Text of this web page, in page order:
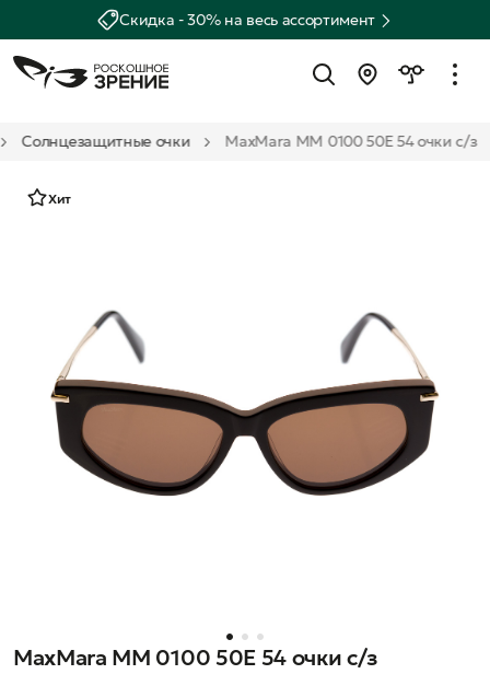
Скидка - 30% на весь ассортимент
Солнцезащитные очки MaxMara MM 0100 50E 54 очки с/з
Хит
MaxMara MM 0100 50E 54 очки с/з